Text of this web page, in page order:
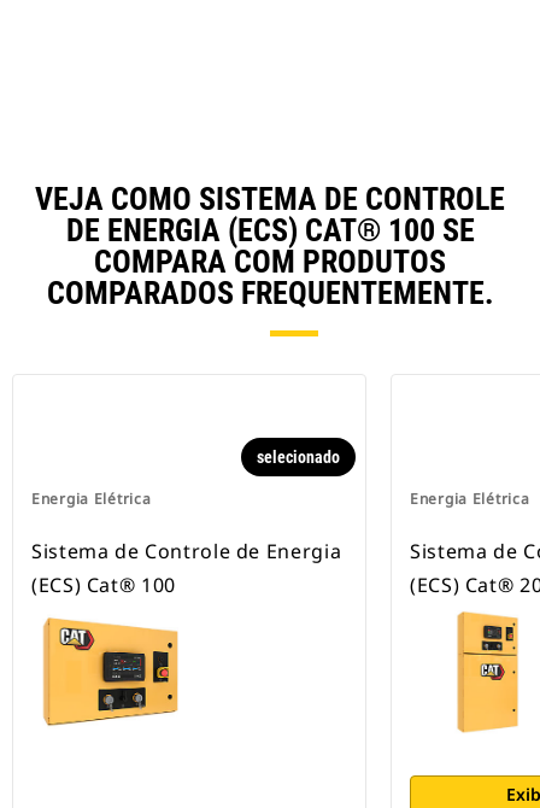
VEJA COMO SISTEMA DE CONTROLE
DE ENERGIA (ECS) CAT® 100 SE
COMPARA COM PRODUTOS
COMPARADOS FREQUENTEMENTE.
Energia Elétrica
selecionado
Sistema de Controle de Energia
(ECS) Cat® 100
Energia Elétrica
Sistema de
(ECS) Cat®